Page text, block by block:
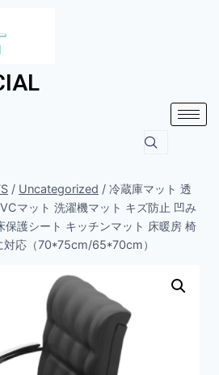
/ Uncategorized / 冷蔵庫マット 透
マット 洗濯機マット キズ防止 凹み
保護シート キッチンマット 床暖房 椅
対応（70*75cm/65*70cm）